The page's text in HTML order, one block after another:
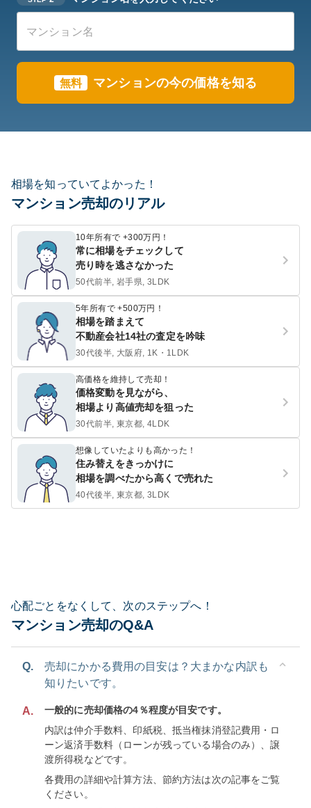
無料 マンションの今の価格を知る
相場を知っていてよかった！
マンション売却のリアル
10年所有で +300万円！
常に相場をチェックして
売り時を逃さなかった
50代前半, 岩手県, 3LDK
5年所有で +500万円！
相場を踏まえて
不動産会社14社の査定を吟味
30代後半, 大阪府, 1K・1LDK
高価格を維持して売却！
価格変動を見ながら、
相場より高値売却を狙った
30代前半, 東京都, 4LDK
想像していたよりも高かった！
住み替えをきっかけに
相場を調べたから高くで売れた
40代後半, 東京都, 3LDK
心配ごとをなくして、次のステップへ！
マンション売却のQ&A
Q.
売却にかかる費用の目安は？大まかな内訳も
知りたいです。
A.
一般的に売却価格の4％程度が目安です。
内訳は仲介手数料、印紙税、抵当権抹消登記費用・ロ
ーン返済手数料（ローンが残っている場合のみ）、譲
渡所得税などです。
各費用の詳細や計算方法、節約方法は次の記事をご覧
ください。